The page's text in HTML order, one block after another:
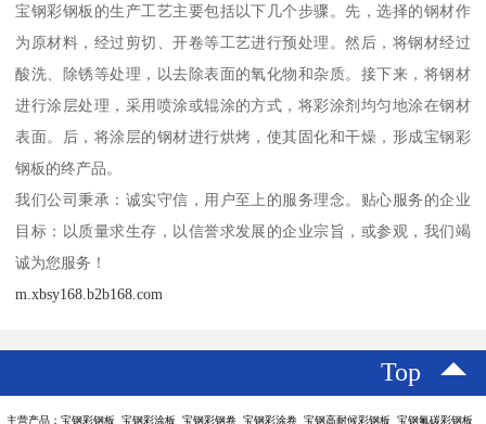
宝钢彩钢板的生产工艺主要包括以下几个步骤。先，选择的钢材作
为原材料，经过剪切、开卷等工艺进行预处理。然后，将钢材经过
酸洗、除锈等处理，以去除表面的氧化物和杂质。接下来，将钢材
进行涂层处理，采用喷涂或辊涂的方式，将彩涂剂均匀地涂在钢材
表面。后，将涂层的钢材进行烘烤，使其固化和干燥，形成宝钢彩
钢板的终产品。
我们公司秉承：诚实守信，用户至上的服务理念。贴心服务的企业
目标：以质量求生存，以信誉求发展的企业宗旨，或参观，我们竭
诚为您服务！
m.xbsy168.b2b168.com
Top
主营产品：宝钢彩钢板 宝钢彩涂板 宝钢彩钢卷 宝钢彩涂卷 宝钢高耐候彩钢板 宝钢氟碳彩钢板